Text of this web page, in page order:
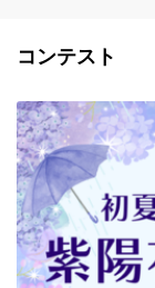
コンテスト